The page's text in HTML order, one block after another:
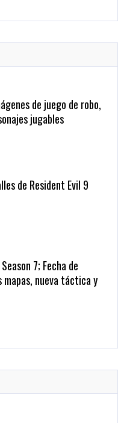
su racha de
de juego de robo,
jugables
de Resident Evil 9
7; Fecha de
mapas, nueva táctica y
aparentemente ya fue